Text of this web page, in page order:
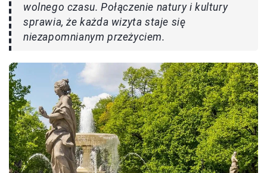
wolnego czasu. Połączenie natury i kultury
sprawia, że każda wizyta staje się
niezapomnianym przeżyciem.